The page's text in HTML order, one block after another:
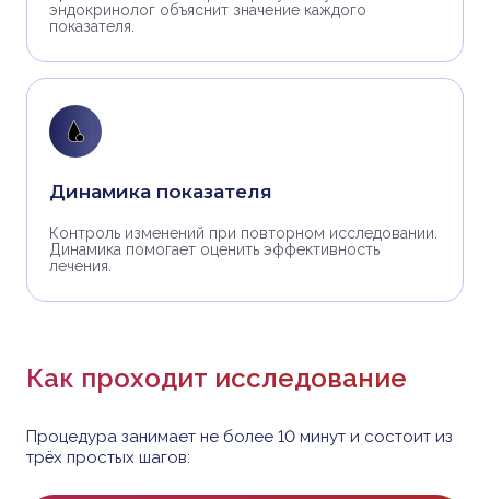
эндокринолог объяснит значение каждого
показателя.
Динамика показателя
Контроль изменений при повторном исследовании.
Динамика помогает оценить эффективность
лечения.
Как проходит исследование
Процедура занимает не более 10 минут и состоит из
трёх простых шагов: